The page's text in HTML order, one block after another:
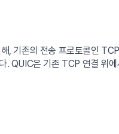
, 기존의 전송 프로토콜인
. QUIC은 기존 TCP 연결 위